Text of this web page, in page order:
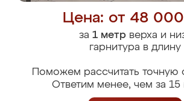
Цена: от 48
за 1 метрверха и
гарнитура в длину
Поможем рассчитать точную
Ответим менее, чем за 15